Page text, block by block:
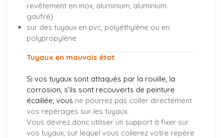
revêtement en inox, aluminium, aluminium
gaufré)
sur des tuyaux en pvc, polyéthylène ou en
polypropylène
Tuyaux en mauvais état
Si vos tuyaux sont attaqués par la rouille, la
corrosion, s'ils sont recouverts de peinture
écaillée, vous ne pourrez pas coller directement
vos repérages sur les tuyaux.
Vous devrez donc utiliser un support à fixer sur
vos tuyaux, sur lequel vous collerez votre repère